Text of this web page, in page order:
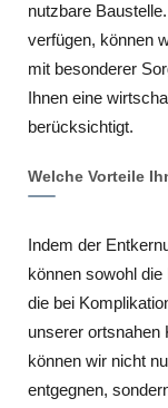
nutzbare
verfügen, können
mit besonderer
Ihnen eine
berücksichtigt.
Welche Vorteile
Indem der
können sowohl
die bei
unserer ortsnahen
können wir nicht
entgegnen,